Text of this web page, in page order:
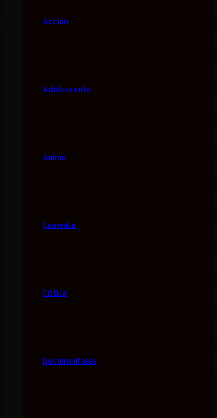
Acción
Adolescente
Anime
Comedia
Critica
Documentales